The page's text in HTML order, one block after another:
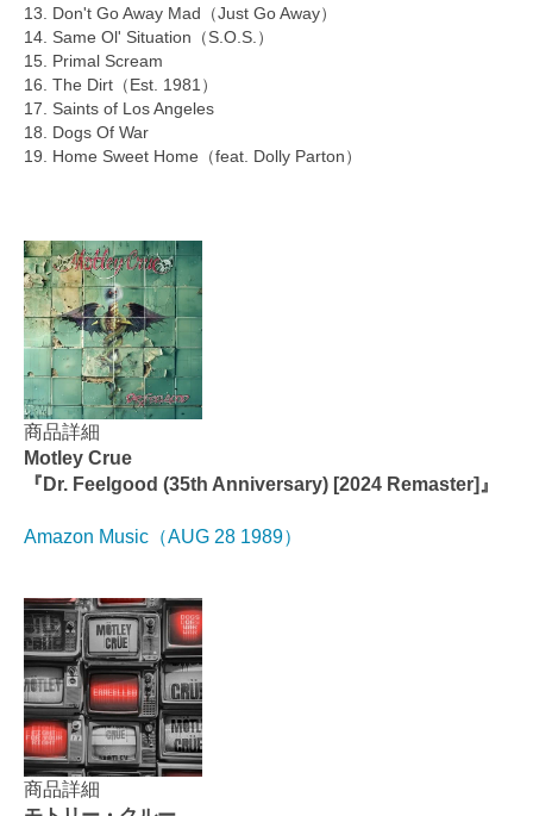
13. Don't Go Away Mad（Just Go Away）
14. Same Ol' Situation（S.O.S.）
15. Primal Scream
16. The Dirt（Est. 1981）
17. Saints of Los Angeles
18. Dogs Of War
19. Home Sweet Home（feat. Dolly Parton）
商品詳細
Motley Crue
『Dr. Feelgood (35th Anniversary) [2024 Remaster]』
Amazon Music（AUG 28 1989）
商品詳細